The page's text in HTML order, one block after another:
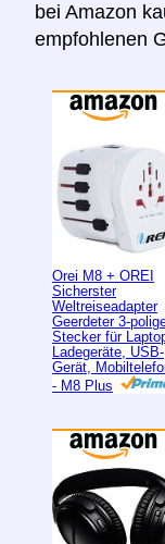
bei Amazon
empfohlenen
Orei M8 + OREI
Sicherster
Weltreiseadapter
Geerdeter 3-
Stecker für
Ladegeräte, USB-
Gerät,
- M8 Plus